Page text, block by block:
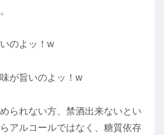
のよッ！w
が旨いのよッ！w
られない方、禁酒出来ないとい
アルコールではなく、糖質依存